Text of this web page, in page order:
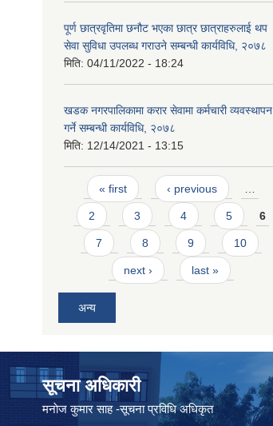
पूर्ण छात्रवृतिमा छनौट भएका छात्र छात्राहरुलाई थप
सेवा सुविधा उपलब्ध गराउने सम्बन्धी कार्यविधि, २०७८
मिति: 04/11/2022 - 18:24
खडक नगरपालिकामा करार सेवामा कर्मचारी व्यवस्थापन
गर्ने सम्बन्धी कार्यविधि, २०७८
मिति: 12/14/2021 - 13:15
Pages
« first ‹ previous
2 3 4 5 6
7 8 9 10
next › last »
अन्य
सूचना अधिकारी
मनाेज कुमार साह -सूचना प्रविधि अधिकृत